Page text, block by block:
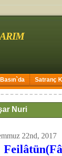
Basın`da Satranç
Nuri
22nd, 2017